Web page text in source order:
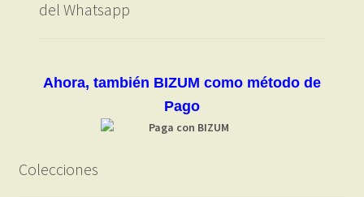
del Whatsapp
Ahora, también BIZUM como método de
Pago
Colecciones